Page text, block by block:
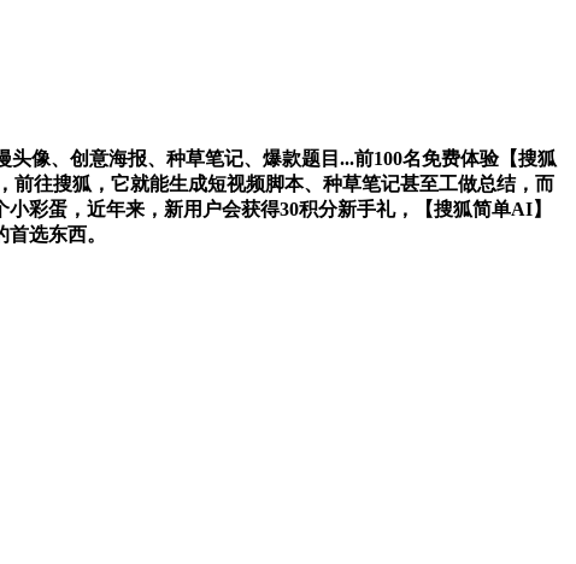
、创意海报、种草笔记、爆款题目...前100名免费体验【搜狐
往搜狐，它就能生成短视频脚本、种草笔记甚至工做总结，而
彩蛋，近年来，新用户会获得30积分新手礼，【搜狐简单AI】
选东西。